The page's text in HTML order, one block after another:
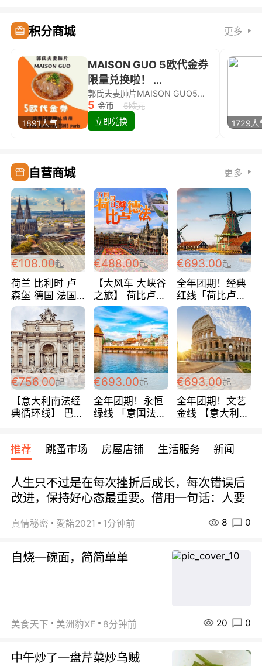
积分商城 更多
1891人气
MAISON GUO 5欧代金券
限量兑换啦！ ...
郭氏夫妻肺片MAISON GUO5欧代金券限量兑换啦！
5 金币
5欧元
立即兑换
1729人
自营商城 更多
€108.00起
荷兰 比利时 卢
森堡 德国 法国
超爽玩遍西欧 循
环线 全程四星宾
馆 108欧/人/天
€488.00起
【大风车 大峡谷
之旅】 荷比卢德
法 巴黎上下 经
典五国四日游
488欧/人
€693.00起
全年团期！经典
红线「荷比卢德
法」七天循环 五
国 仅售99欧/人/
天！巴黎上下！
包拼房~
€756.00起
【意大利南法经
典循环线】 巴黎
宾馆 108欧/天起
全程756欧/位
€693.00起
全年团期！永恒
绿线 「意国法
欧/天起 ~包拼房
€693.00起
全年团期！文艺
金线 【意大利一
每周铁发！
推荐 跳蚤市场 房屋店铺 生活服务 新闻
人生只不过是在每次挫折后成长，每次错误后
改进，保持好心态最重要。借用一句话：人要
真情秘密 愛諾2021 1分钟前 8 0
自烧一碗面，简简单单
美食天下 美洲豹XF 8分钟前 20 0
中午炒了一盘芹菜炒乌贼